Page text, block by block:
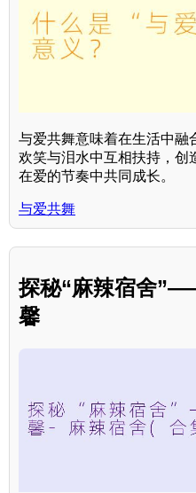
与爱共舞意味着在生活中融
欢笑与泪水中互相扶持，创
在爱的节奏中共同成长。
与爱共舞
探秘“麻辣宿舍
馨